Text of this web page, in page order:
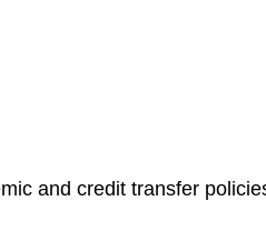
and credit transfer